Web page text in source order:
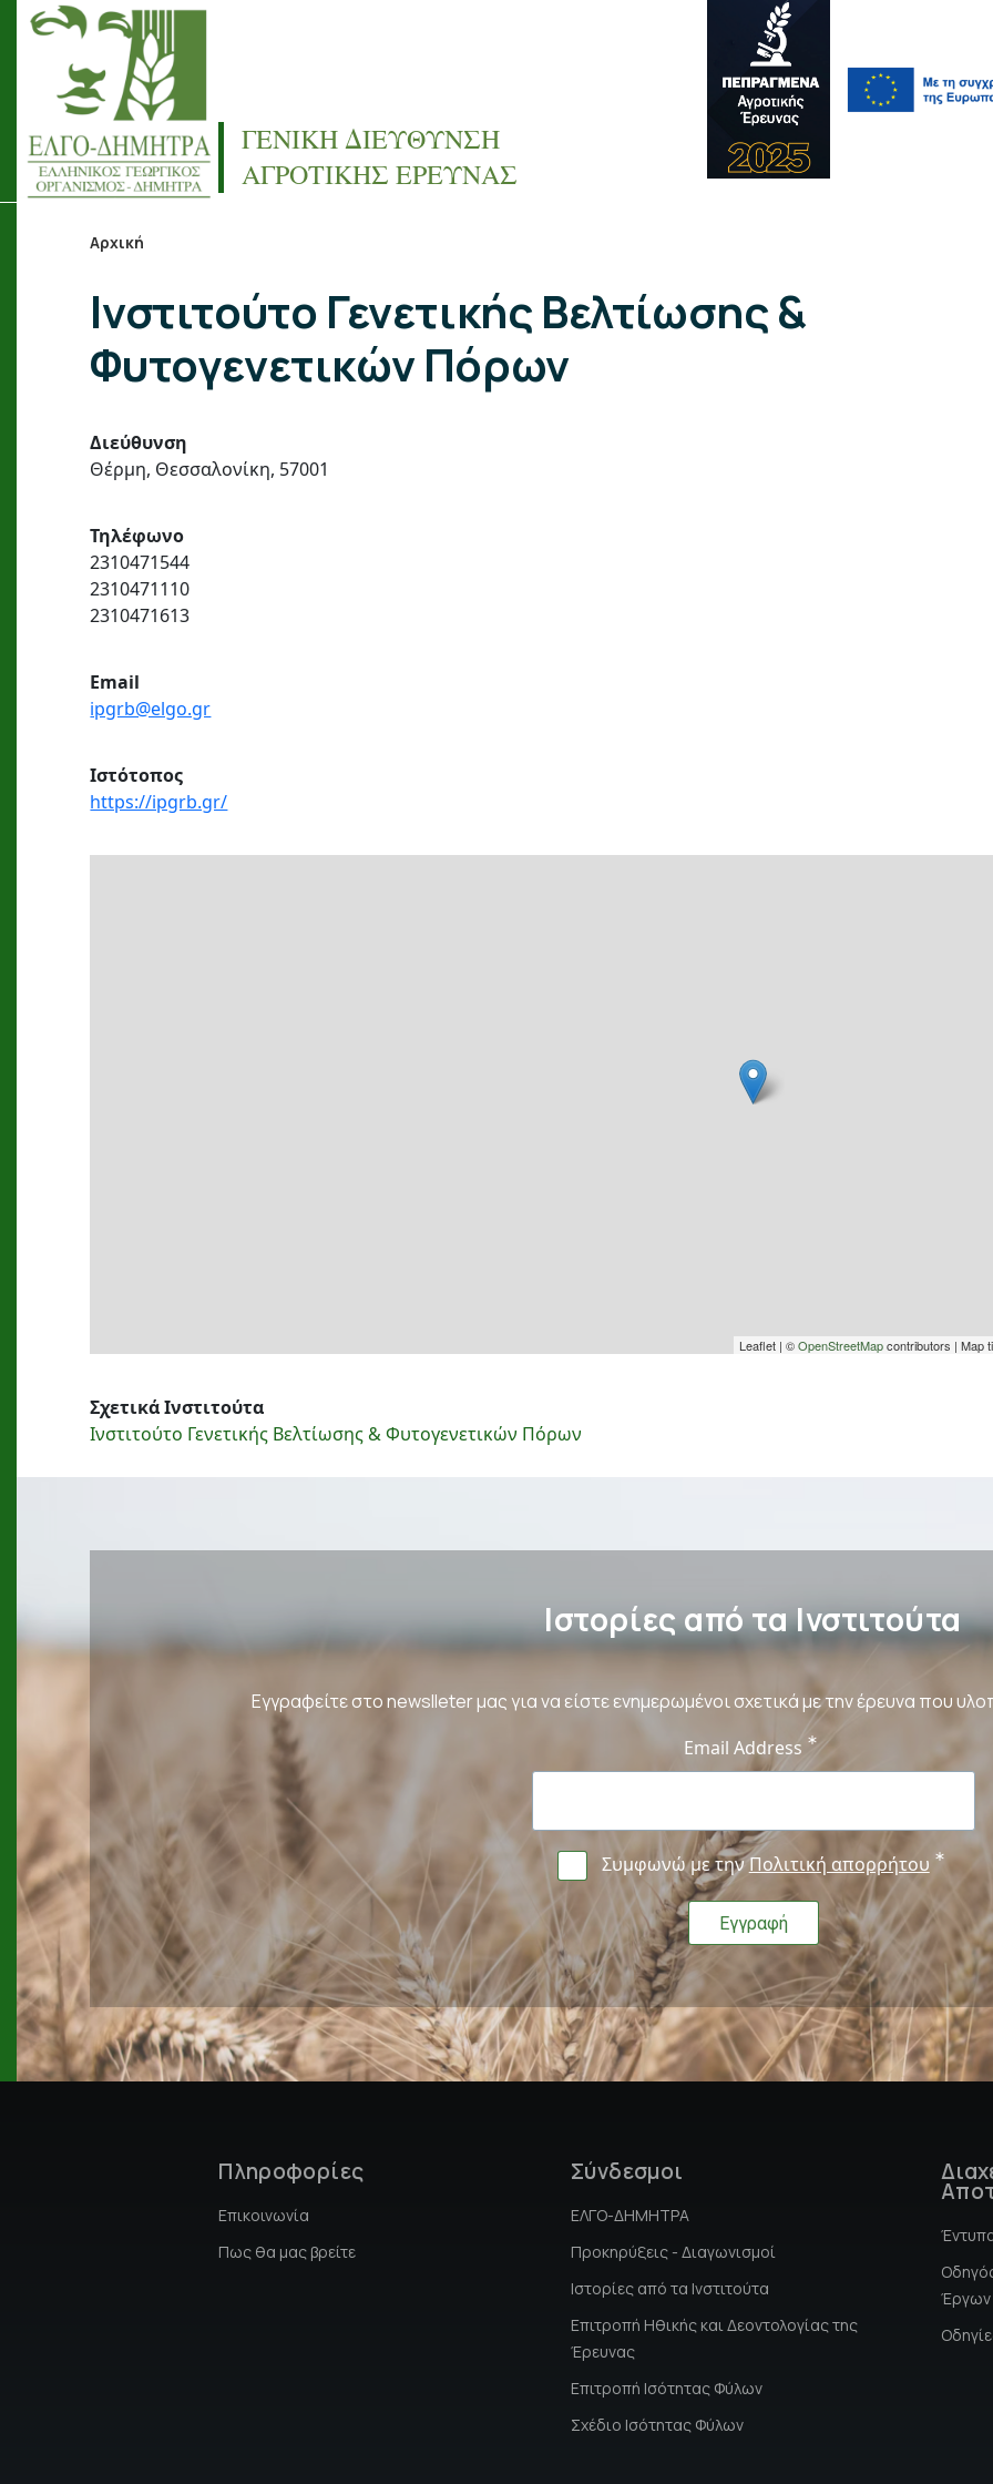
Παράκαμψη προς το κυρίως περιεχόμενο
ΓΕΝΙΚΗ ΔΙΕΥΘΥΝΣΗ
ΑΓΡΟΤΙΚΗΣ ΕΡΕΥΝΑΣ
Breadcrumb
Αρχική
Ινστιτούτο Γενετικής Βελτίωσης &
Φυτογενετικών Πόρων
Διεύθυνση
Θέρμη, Θεσσαλονίκη, 57001
Τηλέφωνο
2310471544
2310471110
2310471613
Εmail
ipgrb@elgo.gr
Ιστότοπος
https://ipgrb.gr/
Leaflet | ©OpenStreetMapcontributors | Map
Σχετικά Ινστιτούτα
Ινστιτούτο Γενετικής Βελτίωσης & Φυτογενετικών Πόρων
Ιστορίες από τα Ινστιτούτα
Εγγραφείτε στο newslleter μας για να είστε ενημερωμένοι σχετικά με την έρευνα που
Email Address
Συμφωνώ με τηνΠολιτική απορρήτου
Πληροφορίες
Επικοινωνία
Πως θα μας βρείτε
Σύνδεσμοι
ΕΛΓΟ-ΔΗΜΗΤΡΑ
Προκηρύξεις - Διαγωνισμοί
Ιστορίες από τα Ινστιτούτα
Επιτροπή Hθικής και Δεοντολογίας της
Έρευνας
Επιτροπή Ισότητας Φύλων
Σχέδιο Ισότητας Φύλων
Έργων